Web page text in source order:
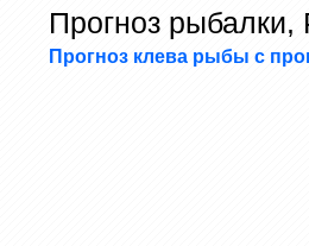
Прогноз
Прогноз клева рыбы с